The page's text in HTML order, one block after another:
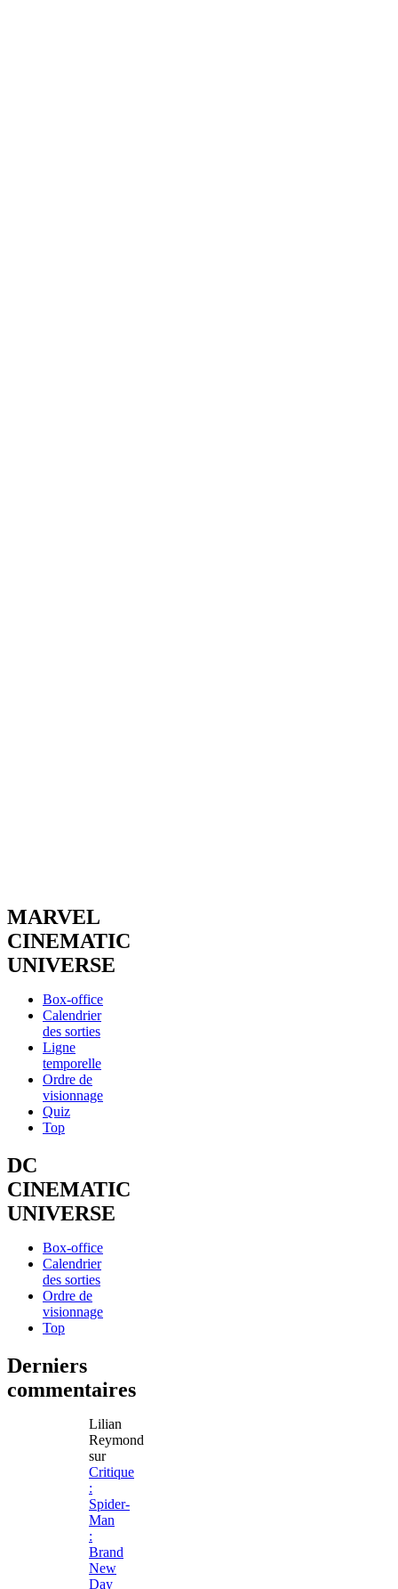
MARVEL
CINEMATIC
UNIVERSE
Box-office
Calendrier
des sorties
Ligne
temporelle
Ordre de
visionnage
Quiz
Top
DC
CINEMATIC
UNIVERSE
Box-office
Calendrier
des sorties
Ordre de
visionnage
Top
Derniers
commentaires
Lilian
Reymond
sur
Critique
:
Spider-
Man
:
Brand
New
Day